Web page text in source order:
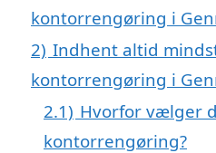
kontorrengøring i
2) Indhent altid
kontorrengøring i
2.1) Hvorfor vælger
kontorrengøring?